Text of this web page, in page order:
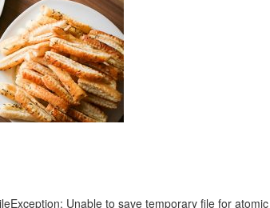
Unable to save temporary file for